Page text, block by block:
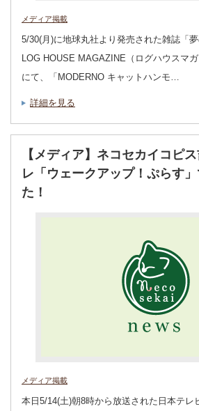
メディア掲載
5/30(月)に地球丸社より発売された雑誌「
LOG HOUSE MAGAZINE（ログハウスマ
にて、「MODERNO キャットハンモ…
詳細を見る
【メディア】ネコセカイコピ
レ「ウェークアップ！ぷらす
た！
メディア掲載
本日5/14(土)朝8時から放送された日本テレ